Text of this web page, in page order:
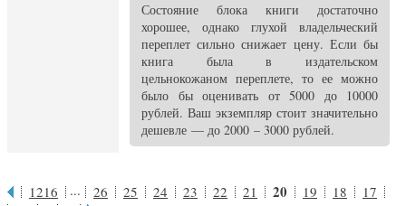
Состояние блока книги достаточно
хорошее, однако глухой владельческий
переплет сильно снижает цену. Если бы
книга была в издательском
цельнокожаном переплете, то ее можно
было бы оценивать от 5000 до 10000
рублей. Ваш экземпляр стоит значительно
дешевле — до 2000 – 3000 рублей.
1216 ... 26 25 24 23 22 21 20 19 18
17